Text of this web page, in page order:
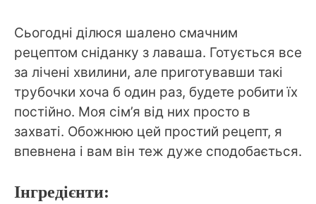
Сьогодні ділюся шалено смачним
рецептом сніданку з лаваша. Готується все
за лічені хвилини, але приготувавши такі
трубочки хоча б один раз, будете робити їх
постійно. Моя сім’я від них просто в
захваті. Обожнюю цей простий рецепт, я
впевнена і вам він теж дуже сподобається.
Інгредієнти: